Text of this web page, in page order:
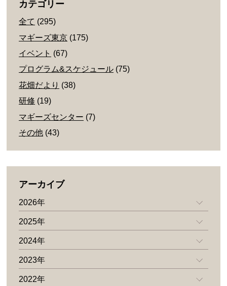
カテゴリー
全て (295)
マギーズ東京 (175)
イベント (67)
プログラム&スケジュール (75)
花畑だより (38)
研修 (19)
マギーズセンター (7)
その他 (43)
アーカイブ
2026年
2025年
2024年
2023年
2022年